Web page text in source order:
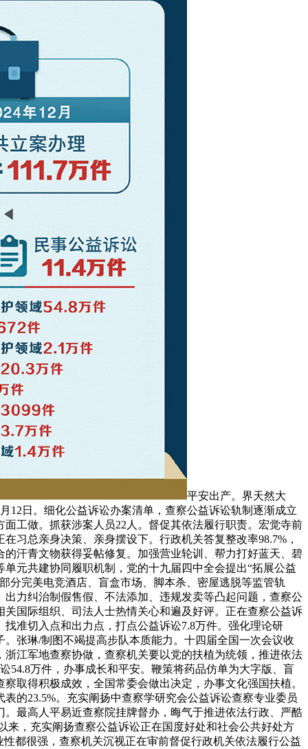
平安出产。界天然大
12日。细化公益诉讼办案清单，查察公益诉讼轨制逐渐成立
工做。抓获涉案人员22人。督促其依法履行职责。宏觉寺前
习总亲身决策、亲身摆设下。行政机关答复整改率98.7%，
汗青文物获得妥帖修复。加强营业轮训、帮力打好蓝天、碧
元共建协同履职机制，党的十九届四中全会提出“拓展公益
分完美电竞酒店、盲盒市场、脚本杀、密屋逃脱等监管轨
力纠治制假售假、不法添加、违规发卖等凸起问题，查察公
国际组织、司法人士热情关心和遍及好评。正在查察公益诉
准切入点和出力点，打点公益诉讼7.8万件。强化理论研
张琳/制图不竭提高步队本质能力。十四届全国一次会议收
江军地查察协做，查察机关要以党的扶植为统领，推进依法
54.8万件，办事成长和平安。鞭策将药品仿单为大字版、盲
取得积极成效，全国常委会做出决定，办事文化强国扶植。
的23.5%。充实阐扬中查察学研究会公益诉讼查察专业委员
最高人平易近查察院挂牌督办，晦气于推进依法行政、严酷
来，充实阐扬查察公益诉讼正在国度好处和社会公共好处方
都很强，查察机关沉视正在审前督促行政机关依法履行公益